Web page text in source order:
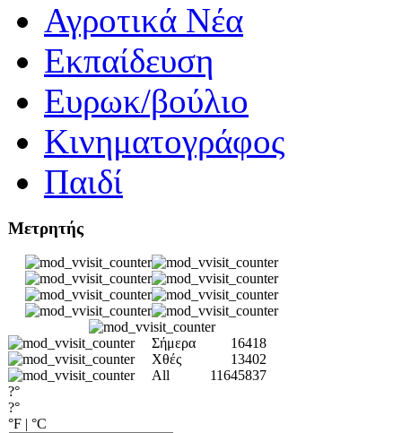
Αγροτικά Νέα
Εκπαίδευση
Ευρωκ/βούλιο
Κινηματογράφος
Παιδί
Μετρητής
Σήμερα
16418
Χθές
13402
All
11645837
?°
?°
°F | °C